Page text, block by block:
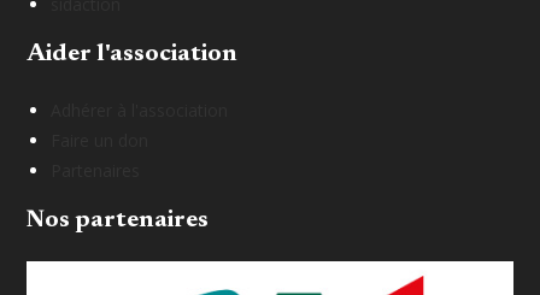
Aider l'association
Nos partenaires